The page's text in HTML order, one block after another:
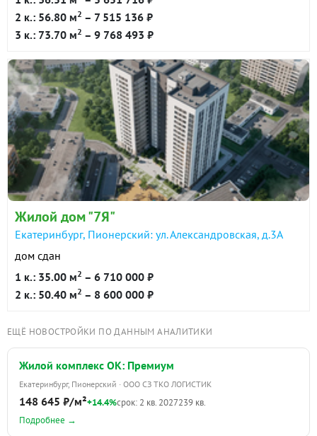
2 к.: 56.80 м2 – 7 515 136 ₽
3 к.: 73.70 м2 – 9 768 493 ₽
Жилой дом "7Я"
Екатеринбург, Пионерский: ул. Александровская, д.3А
дом сдан
1 к.: 35.00 м2 – 6 710 000 ₽
2 к.: 50.40 м2 – 8 600 000 ₽
ЕЩЁ НОВОСТРОЙКИ ПО ДАННЫМ АНАЛИТИКИ
Жилой комплекс ОК: Премиум
Екатеринбург, Пионерский · ООО СЗ ТКО ЛОГИСТИК
148 645 ₽/м²+14.4%срок: 2 кв. 2027239 кв.
Подробнее →